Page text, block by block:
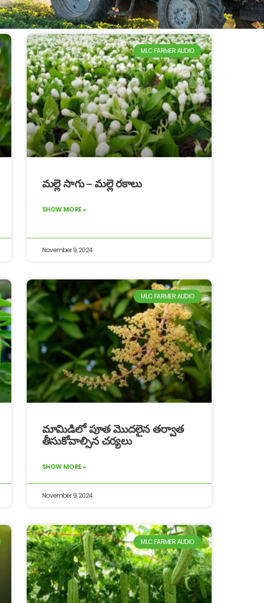
MLC FARMER AUDIO
మల్లె సాగు – మల్లె రకాలు
SHOW MORE »
November 9, 2024
MLC FARMER AUDIO
మామిడిలో పూత మొదలైన తర్వాత
తీసుకోవాల్సిన చర్యలు
SHOW MORE »
November 9, 2024
MLC FARMER AUDIO